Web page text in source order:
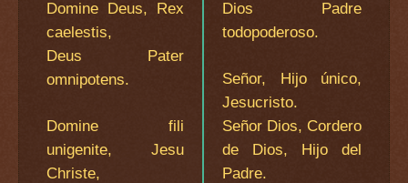
Domine Deus, Rex
caelestis,
Deus Pater
omnipotens.
Domine fili
unigenite, Jesu
Christe,
Dios Padre
todopoderoso.
Señor, Hijo único,
Jesucristo.
Señor Dios, Cordero
de Dios, Hijo del
Padre.